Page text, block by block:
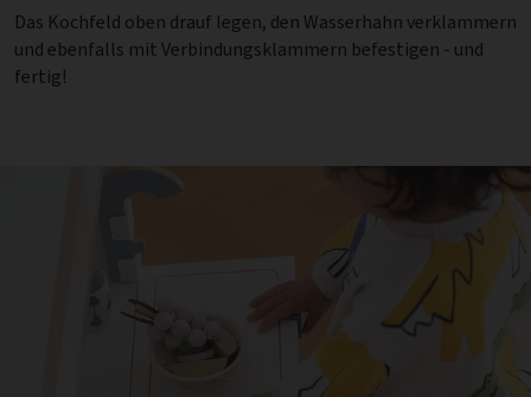
Das Kochfeld oben drauf legen, den Wasserhahn verklammern
und ebenfalls mit Verbindungsklammern befestigen - und
fertig!